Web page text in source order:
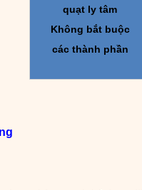
quạt ly tâm
Không bắt buộc
các thành phần